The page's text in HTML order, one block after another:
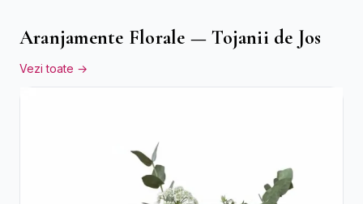
Aranjamente Florale — Tojanii de Jos
Vezi toate →